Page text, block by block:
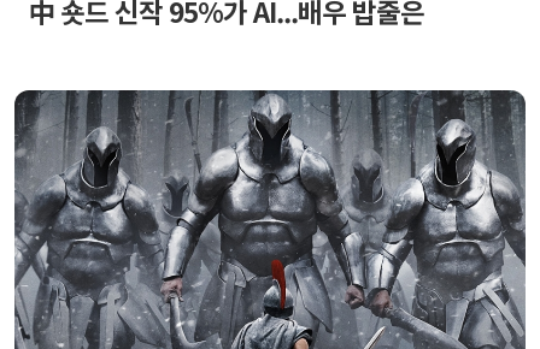
中 숏드 신작 95%가 AI...배우 밥줄은